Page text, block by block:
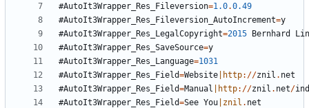
#AutoIt3Wrapper_Res_Fileversion=1.0.0.49
#AutoIt3Wrapper_Res_Fileversion_AutoIncrement=y
#AutoIt3Wrapper_Res_LegalCopyright=2015 Bernhard
#AutoIt3Wrapper_Res_SaveSource=y
#AutoIt3Wrapper_Res_Language=1031
#AutoIt3Wrapper_Res_Field=Website |http://znil . net
#AutoIt3Wrapper_Res_Field=Manual |http://znil . net/
#AutoIt3Wrapper_Res_Field=See You |znil . net